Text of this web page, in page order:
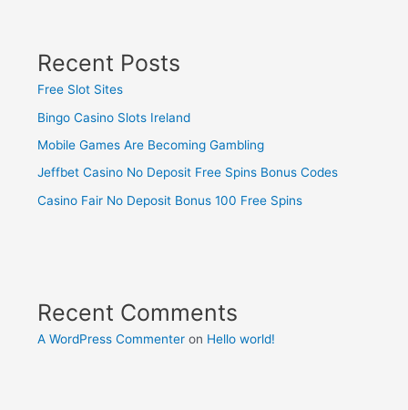
Recent Posts
Free Slot Sites
Bingo Casino Slots Ireland
Mobile Games Are Becoming Gambling
Jeffbet Casino No Deposit Free Spins Bonus Codes
Casino Fair No Deposit Bonus 100 Free Spins
Recent Comments
A WordPress Commenter on Hello world!